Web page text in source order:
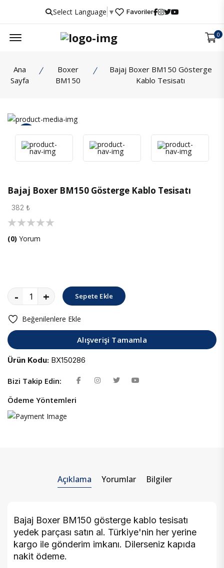
Select Language ▼ Favoriler
0
Ana
Sayfa
Boxer
BM150
Bajaj Boxer BM150 Gösterge
Kablo Tesisatı
İncele
Bajaj Boxer BM150 Gösterge Kablo Tesisatı
382 ₺
(0) Yorum
- + Sepete Ekle
Beğenilenlere Ekle
Alışverişi Tamamla
Ürün Kodu: BX150286
Bizi Takip Edin:
Ödeme Yöntemleri
Açıklama Yorumlar Bilgiler
Bajaj Boxer BM150 gösterge kablo tesisatı
yedek parçası satın al. Türkiye'nin her yerine
kargo ile gönderim imkanı. Dilerseniz kapıda
nakit ödeme.